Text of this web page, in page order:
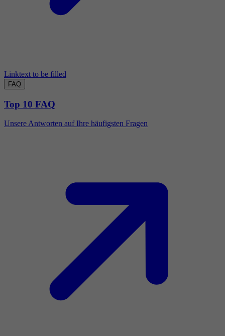
Linktext to be filled
FAQ
Top 10 FAQ
Unsere Antworten auf Ihre häufigsten Fragen